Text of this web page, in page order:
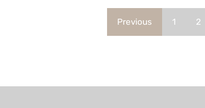
Previous 1 2